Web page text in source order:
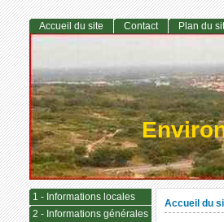
Accueil du
Accueil du site Contact Plan du
1 - Informations locales
2 - Informations générales